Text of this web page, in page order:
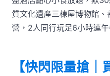
質文化遺產三棟屋博物館
營，2人同行玩足6小時連
【快閃限量搶